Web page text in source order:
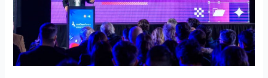
Inteligencia
Artificial
y
tecnología